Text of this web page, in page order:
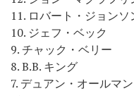
11. ロバート・ジョンソ
10. ジェフ・ベック
9. チャック・ベリー
8. B.B. キング
7. デュアン・オールマ